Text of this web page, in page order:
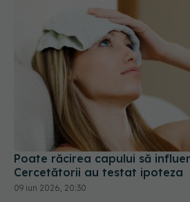
Poate răcirea capului să
Cercetătorii au testat ipoteza
09 iun 2026, 20:30